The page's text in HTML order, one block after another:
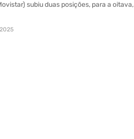
subiu duas posições, para a oitava,